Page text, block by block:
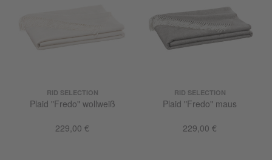
RID SELECTION
Plaid "Fredo" wollweiß
229,00 €
RID SELECTION
Plaid "Fredo" maus
229,00 €